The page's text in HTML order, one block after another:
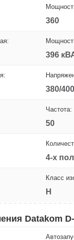
360
396
380/400
Частота:
50
4-х
Класс
H
Datakom